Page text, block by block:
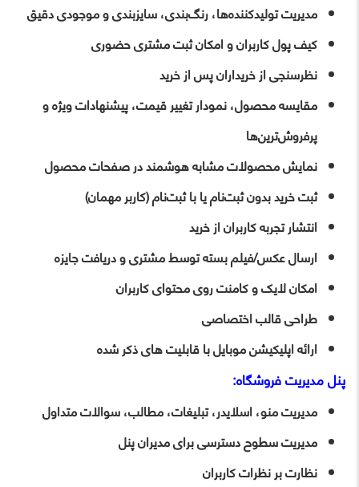
مدیریت تولیدکننده‌ها، رنگ‌بندی، سایزبندی و موجودی دقیق
کیف پول کاربران و امکان ثبت مشتری حضوری
نظرسنجی از خریداران پس از خرید
مقایسه محصول، نمودار تغییر قیمت، پیشنهادات ویژه و
پرفروش‌ترین‌ها
نمایش محصولات مشابه هوشمند در صفحات محصول
ثبت خرید بدون ثبت‌نام یا با ثبت‌نام (کاربر مهمان)
انتشار تجربه کاربران از خرید
ارسال عکس/فیلم بسته توسط مشتری و دریافت جایزه
امکان لایک و کامنت روی محتوای کاربران
طراحی قالب اختصاصی
ارائه اپلیکیشن موبایل با قابلیت های ذکر شده
پنل مدیریت فروشگاه:
مدیریت منو، اسلایدر، تبلیغات، مطالب، سوالات متداول
مدیریت سطوح دسترسی برای مدیران پنل
نظارت بر نظرات کاربران